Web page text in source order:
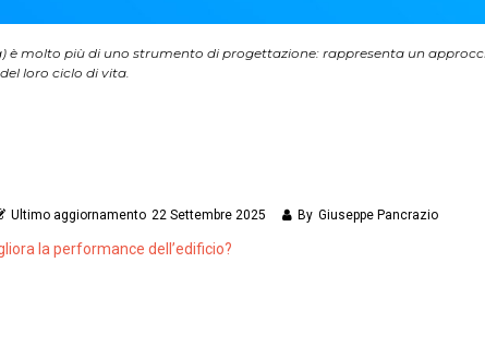
è molto più di uno strumento di progettazione: rappresenta un
loro ciclo di vita.
Ultimo aggiornamento 22 Settembre 2025 By Giuseppe Pancrazio
la performance dell’edificio?